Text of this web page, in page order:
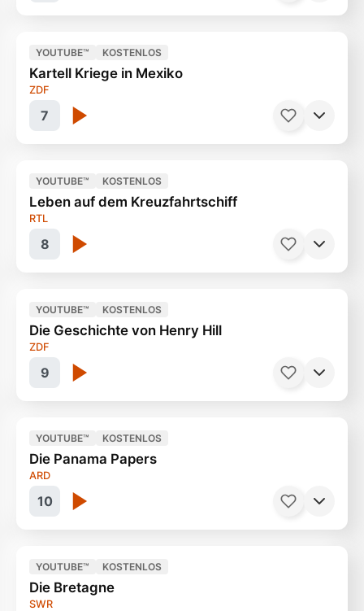
Die Regenwälder der Insel Hainan
7
YOUTUBE™ KOSTENLOS
Kartell Kriege in Mexiko
ZDF
In der Hand der Drogenbosse
8
YOUTUBE™ KOSTENLOS
Leben auf dem Kreuzfahrtschiff
RTL
Das kostet der Traum vom ewigen Urlaub
9
YOUTUBE™ KOSTENLOS
Die Geschichte von Henry Hill
ZDF
Bekannt auf dem Film Goodfellas
10
YOUTUBE™ KOSTENLOS
Die Panama Papers
ARD
Schattenreich der Offshorefirmen
YOUTUBE™ KOSTENLOS
Die Bretagne
SWR